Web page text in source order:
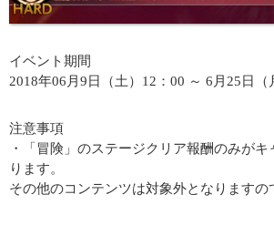
イベント期間
2018年06月9日（土）12：00 ～ 6月25日（
注意事項
・「冒険」のステージクリア報酬のみが
ります。
その他のコンテンツは対象外となりますの